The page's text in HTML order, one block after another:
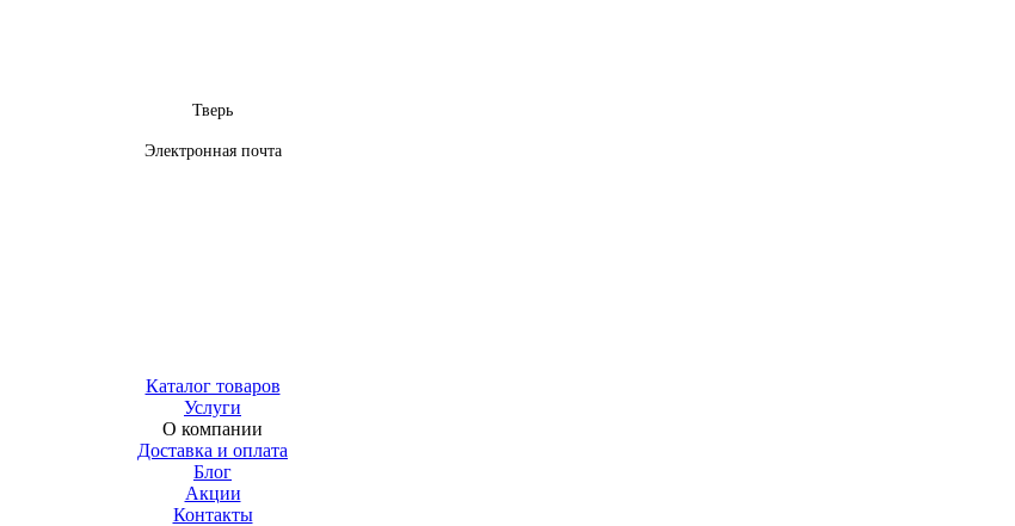
Тверь
Электронная почта
Каталог товаров
Услуги
О компании
Доставка и оплата
Блог
Акции
Контакты